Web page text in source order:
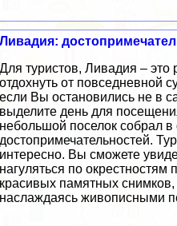
Ливадия:
Для туристов, Ливадия – это
отдохнуть от повседневной
если Вы остановились не в
выделите день для
небольшой поселок собрал в
достопримечательностей.
интересно. Вы сможете
нагуляться по окрестностям
красивых памятных снимков,
наслаждаясь живописными